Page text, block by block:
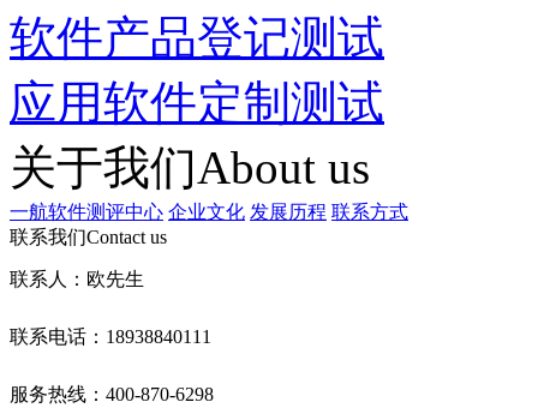
软件产品登记测试
应用软件定制测试
关于我们About us
一航软件测评中心 企业文化 发展历程 联系方式
联系我们Contact us
联系人：欧先生
联系电话：18938840111
服务热线：400-870-6298